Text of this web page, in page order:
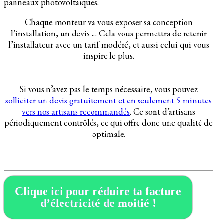
Chaque monteur va vous exposer sa conception
l’installation, un devis … Cela vous permettra de retenir
l’installateur avec un tarif modéré, et aussi celui qui vous
inspire le plus.
Si vous n’avez pas le temps nécessaire, vous pouvez
solliciter un devis gratuitement et en seulement 5 minutes
vers nos artisans recommandés. Ce sont d’artisans
périodiquement contrôlés, ce qui offre donc une qualité de
optimale.
Clique ici pour réduire ta facture
d’électricité de moitié !